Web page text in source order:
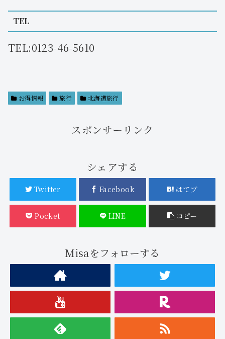
TEL
TEL:0123-46-5610
お得情報 旅行 北海道旅行
スポンサーリンク
シェアする
Twitter Facebook はてブ
Pocket LINE コピー
Misaをフォローする